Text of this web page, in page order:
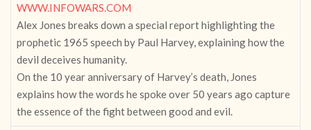
WWW.INFOWARS.COM
Alex Jones breaks down a special report highlighting the
prophetic 1965 speech by Paul Harvey, explaining how the
devil deceives humanity.
On the 10 year anniversary of Harvey’s death, Jones
explains how the words he spoke over 50 years ago capture
the essence of the fight between good and evil.